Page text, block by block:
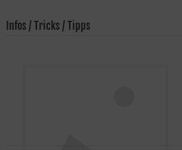
Infos / Tricks / Tipps